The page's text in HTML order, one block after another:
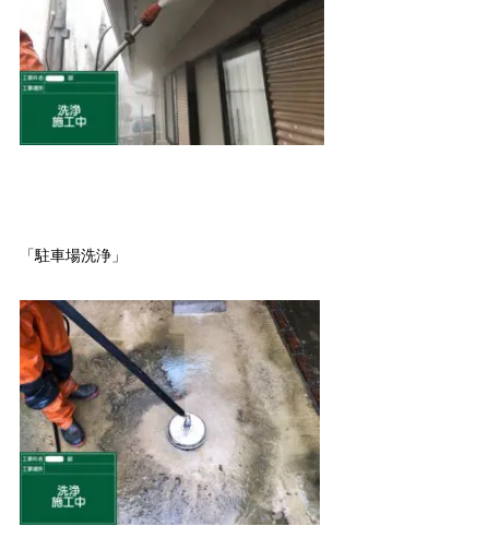
「駐車場洗浄」